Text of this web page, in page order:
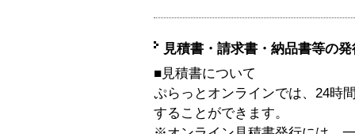
見積書・請求書・納品書等の
■見積書について
ぷらっとオンラインでは、24時
することができます。